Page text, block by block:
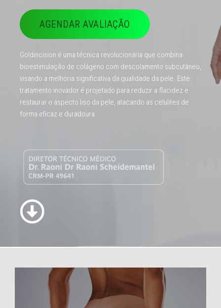
AGENDAR AVALIAÇÃO
Goldincision é uma técnica revolucionária que combina
bioestimulação de colágeno com descolamento subcutâneo,
visando a melhoria significativa da qualidade da pele. Este
tratamento inovador é projetado para reduzir a flacidez e
restaurar o aspecto liso da pele, atacando as celulites de
forma eficaz e duradoura.